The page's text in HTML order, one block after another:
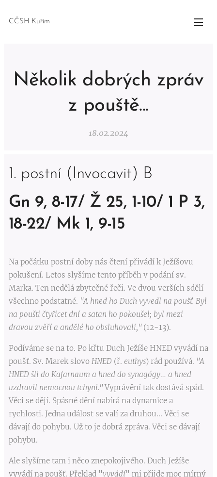
CČSH Kuřim
Několik dobrých zpráv
z pouště...
18.02.2024
1. postní (Invocavit) B
Gn 9, 8-17/ Ž 25, 1-10/ 1 P 3,
18-22/ Mk 1, 9-15
Na počátku postní doby nás čtení přivádí k Ježíšovu
pokušení. Letos slyšíme tento příběh v podání sv.
Marka. Ten nedělá zbytečné řeči. Ve dvou verších sdělí
všechno podstatné. "A hned ho Duch vyvedl na poušť. Byl
na poušti čtyřicet dní a satan ho pokoušel; byl mezi
dravou zvěří a andělé ho obsluhovali,"(12-13).
Podíváme se na to. Po křtu Duch Ježíše HNED vyvádí na
poušť. Sv. Marek slovo HNED (ř. euthys) rád používá. "A
HNED šli do Kafarnaum a hned do synagógy… a hned
uzdravil nemocnou tchyni."Vyprávění tak dostává spád.
Věci se dějí. Spásné dění nabírá na dynamice a
rychlosti. Jedna událost se valí za druhou... Věci se
dávají do pohybu. Už to je dobrá zpráva. Věci se dávají
pohybu.
Ale slyšíme tam i něco znepokojivého. Duch Ježíše
vyvádí na poušť. Překlad "vyvádí" mi přijde moc mírný